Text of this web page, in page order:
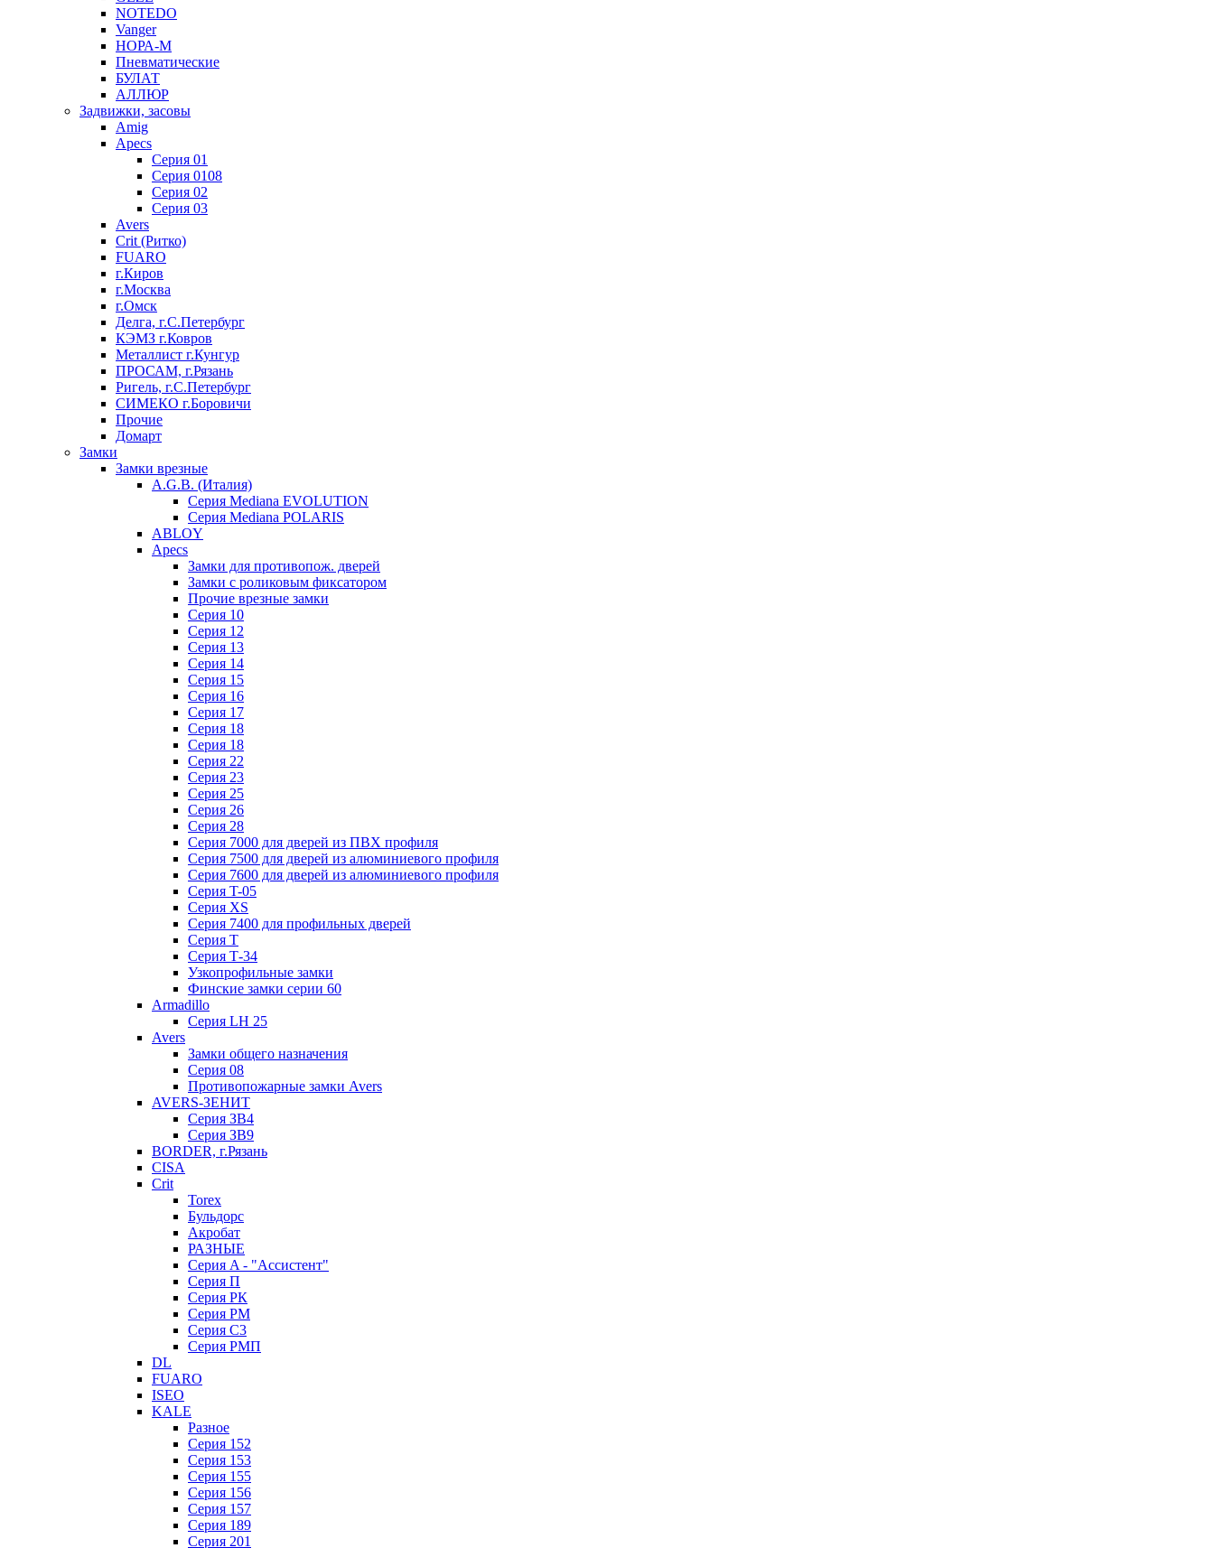
NOTEDO
Vanger
НОРА-М
Пневматические
БУЛАТ
АЛЛЮР
Задвижки, засовы
Amig
Apecs
Серия 01
Серия 0108
Серия 02
Серия 03
Avers
Crit (Ритко)
FUARO
г.Киров
г.Москва
г.Омск
Делга, г.С.Петербург
КЭМЗ г.Ковров
Металлист г.Кунгур
ПРОСАМ, г.Рязань
Ригель, г.С.Петербург
СИМЕКО г.Боровичи
Прочие
Домарт
Замки
Замки врезные
A.G.B. (Италия)
Серия Mediana EVOLUTION
Серия Mediana POLARIS
ABLOY
Apecs
Замки для противопож. дверей
Замки с роликовым фиксатором
Прочие врезные замки
Серия 10
Серия 12
Серия 13
Серия 14
Серия 15
Серия 16
Серия 17
Серия 18
Серия 18
Серия 22
Серия 23
Серия 25
Серия 26
Серия 28
Серия 7000 для дверей из ПВХ профиля
Серия 7500 для дверей из алюминиевого профиля
Серия 7600 для дверей из алюминиевого профиля
Серия T-05
Серия XS
Серия 7400 для профильных дверей
Серия Т
Серия Т-34
Узкопрофильные замки
Финские замки серии 60
Armadillo
Серия LH 25
Avers
Замки общего назначения
Серия 08
Противопожарные замки Avers
AVERS-ЗЕНИТ
Серия ЗВ4
Серия ЗВ9
BORDER, г.Рязань
CISA
Crit
Torex
Бульдорс
Акробат
РАЗНЫЕ
Серия A - "Ассистент"
Серия П
Серия РК
Серия РМ
Серия С3
Серия РМП
DL
FUARO
ISEO
KALE
Разное
Серия 152
Серия 153
Серия 155
Серия 156
Серия 157
Серия 189
Серия 201